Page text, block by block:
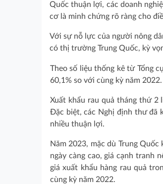
Quốc thuận lợi, các doanh
cơ là minh chứng rõ ràng cho
Với sự nỗ lực của người nông
có thị trường Trung Quốc, kỳ
Theo số liệu thống kê từ Tổng
60,1% so với cùng kỳ năm 2022.
Xuất khẩu rau quả tháng thứ 2
Đặc biệt, các Nghị định thư đã
nhiều thuận lợi.
Năm 2023, mặc dù Trung
ngày càng cao, giá cạnh tranh
giá xuất khẩu hàng rau quả
cùng kỳ năm 2022.